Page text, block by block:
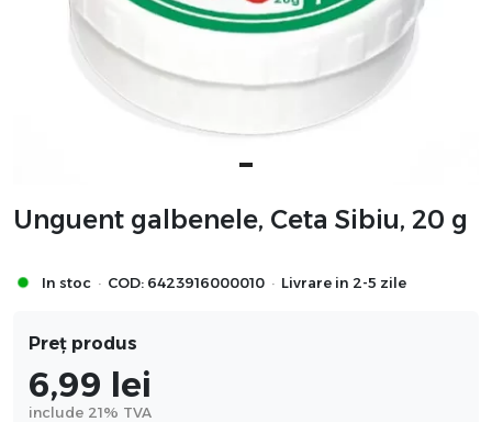
Unguent galbenele, Ceta Sibiu, 20 g
In stoc · COD: 6423916000010 · Livrare in 2-5 zile
Preț produs
6,99 lei
include 21% TVA